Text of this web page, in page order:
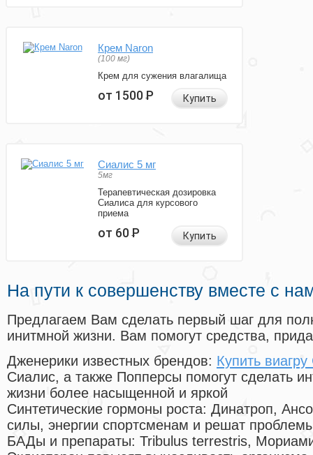
Крем Naron
(100 мг)
Крем для сужения влагалища
от 1500Р Купить
Сиалис 5 мг
5мг
Терапевтическая дозировка
Сиалиса для курсового
приема
от 60Р Купить
На пути к совершенству вместе с
Предлагаем Вам сделать первый шаг для
инитмной жизни. Вам помогут средства,
Дженерики известных брендов: Купить
Сиалис, а также Попперсы помогут сделать
жизни более насыщенной и яркой
Синтетические гормоны роста: Динатроп,
силы, энергии спортсменам и решат
БАДы и препараты: Tribulus terrestris,